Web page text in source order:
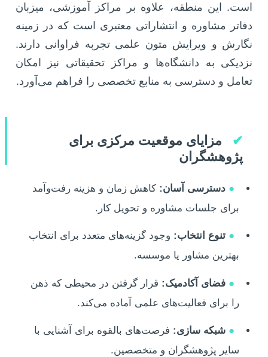
است. این منطقه، علاوه بر مراکز آموزشی، میزبان
دفاتر مشاوره و انتشاراتی معتبری است که در زمینه
نگارش و ویرایش متون علمی تجربه فراوانی دارند.
نزدیکی به دانشگاه‌ها و مراکز تحقیقاتی نیز امکان
تعامل و دسترسی به منابع تخصصی را فراهم می‌آورد.
✔
مزایای موقعیت مرکزی برای
پژوهشگران
● دسترسی آسان: کاهش زمان و هزینه رفت‌وآمد
برای جلسات مشاوره و تحویل کار.
● تنوع انتخاب: وجود گزینه‌های متعدد برای انتخاب
بهترین مشاور یا موسسه.
● فضای آکادمیک: قرار گرفتن در محیطی که ذهن
را برای فعالیت‌های علمی آماده می‌کند.
● شبکه سازی: فرصت‌های بالقوه برای آشنایی با
سایر پژوهشگران و متخصصین.